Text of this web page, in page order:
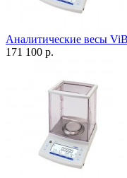
Аналитические весы
171 100 р.